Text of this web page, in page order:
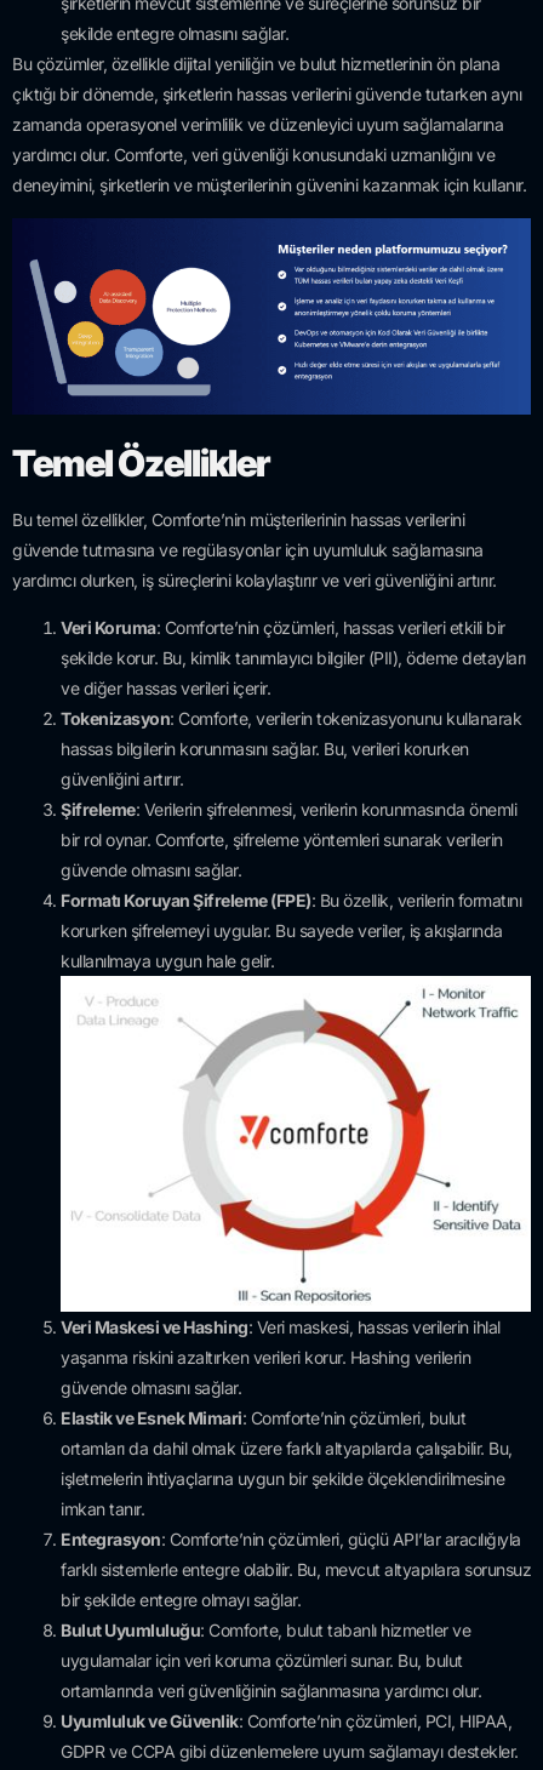
şekilde entegre olmasını sağlar.
Bu çözümler, özellikle dijital yeniliğin ve bulut hizmetlerinin ön plana
çıktığı bir dönemde, şirketlerin hassas verilerini güvende tutarken aynı
zamanda operasyonel verimlilik ve düzenleyici uyum sağlamalarına
yardımcı olur. Comforte, veri güvenliği konusundaki uzmanlığını ve
deneyimini, şirketlerin ve müşterilerinin güvenini kazanmak için kullanır.
Temel Özellikler
Bu temel özellikler, Comforte’nin müşterilerinin hassas verilerini
güvende tutmasına ve regülasyonlar için uyumluluk sağlamasına
yardımcı olurken, iş süreçlerini kolaylaştırır ve veri güvenliğini artırır.
Veri Koruma: Comforte’nin çözümleri, hassas verileri etkili bir
şekilde korur. Bu, kimlik tanımlayıcı bilgiler (PII), ödeme detayları
ve diğer hassas verileri içerir.
Tokenizasyon: Comforte, verilerin tokenizasyonunu kullanarak
hassas bilgilerin korunmasını sağlar. Bu, verileri korurken
güvenliğini artırır.
Şifreleme: Verilerin şifrelenmesi, verilerin korunmasında önemli
bir rol oynar. Comforte, şifreleme yöntemleri sunarak verilerin
güvende olmasını sağlar.
Formatı Koruyan Şifreleme (FPE): Bu özellik, verilerin formatını
korurken şifrelemeyi uygular. Bu sayede veriler, iş akışlarında
kullanılmaya uygun hale gelir.
Veri Maskesi ve Hashing: Veri maskesi, hassas verilerin ihlal
yaşanma riskini azaltırken verileri korur. Hashing verilerin
güvende olmasını sağlar.
Elastik ve Esnek Mimari: Comforte’nin çözümleri, bulut
ortamları da dahil olmak üzere farklı altyapılarda çalışabilir. Bu,
işletmelerin ihtiyaçlarına uygun bir şekilde ölçeklendirilmesine
imkan tanır.
Entegrasyon: Comforte’nin çözümleri, güçlü API’lar aracılığıyla
farklı sistemlerle entegre olabilir. Bu, mevcut altyapılara sorunsuz
bir şekilde entegre olmayı sağlar.
Bulut Uyumluluğu: Comforte, bulut tabanlı hizmetler ve
uygulamalar için veri koruma çözümleri sunar. Bu, bulut
ortamlarında veri güvenliğinin sağlanmasına yardımcı olur.
Uyumluluk ve Güvenlik: Comforte’nin çözümleri, PCI, HIPAA,
GDPR ve CCPA gibi düzenlemelere uyum sağlamayı destekler.